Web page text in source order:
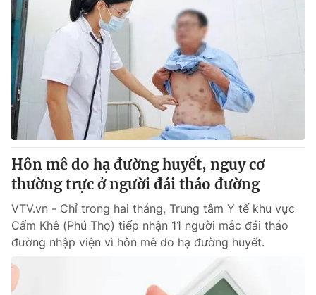
VTV Money VTV Thể thao
VTV Sức khoẻ Bất động sản
Thị trường 24h Tấm lòng Việt
VTV4 Vươn mình bằng AI
Liên hệ tòa soạn English
Hôn mê do hạ đường huyết, nguy cơ
thường trực ở người đái tháo đường
VTV.vn - Chỉ trong hai tháng, Trung tâm Y tế khu vực
Cẩm Khê (Phú Thọ) tiếp nhận 11 người mắc đái tháo
đường nhập viện vì hôn mê do hạ đường huyết.